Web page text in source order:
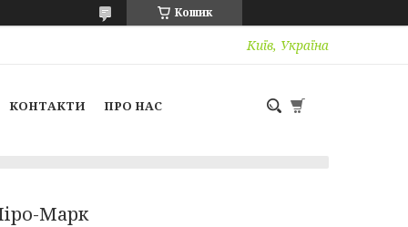
Кошик
Київ, Україна
КОНТАКТИ ПРО НАС
Марк